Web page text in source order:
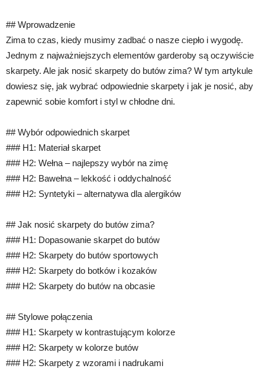
## Wprowadzenie
Zima to czas, kiedy musimy zadbać o nasze ciepło i wygodę.
Jednym z najważniejszych elementów garderoby są oczywiście
skarpety. Ale jak nosić skarpety do butów zima? W tym artykule
dowiesz się, jak wybrać odpowiednie skarpety i jak je nosić, aby
zapewnić sobie komfort i styl w chłodne dni.
## Wybór odpowiednich skarpet
### H1: Materiał skarpet
### H2: Wełna – najlepszy wybór na zimę
### H2: Bawełna – lekkość i oddychalność
### H2: Syntetyki – alternatywa dla alergików
## Jak nosić skarpety do butów zima?
### H1: Dopasowanie skarpet do butów
### H2: Skarpety do butów sportowych
### H2: Skarpety do botków i kozaków
### H2: Skarpety do butów na obcasie
## Stylowe połączenia
### H1: Skarpety w kontrastującym kolorze
### H2: Skarpety w kolorze butów
### H2: Skarpety z wzorami i nadrukami